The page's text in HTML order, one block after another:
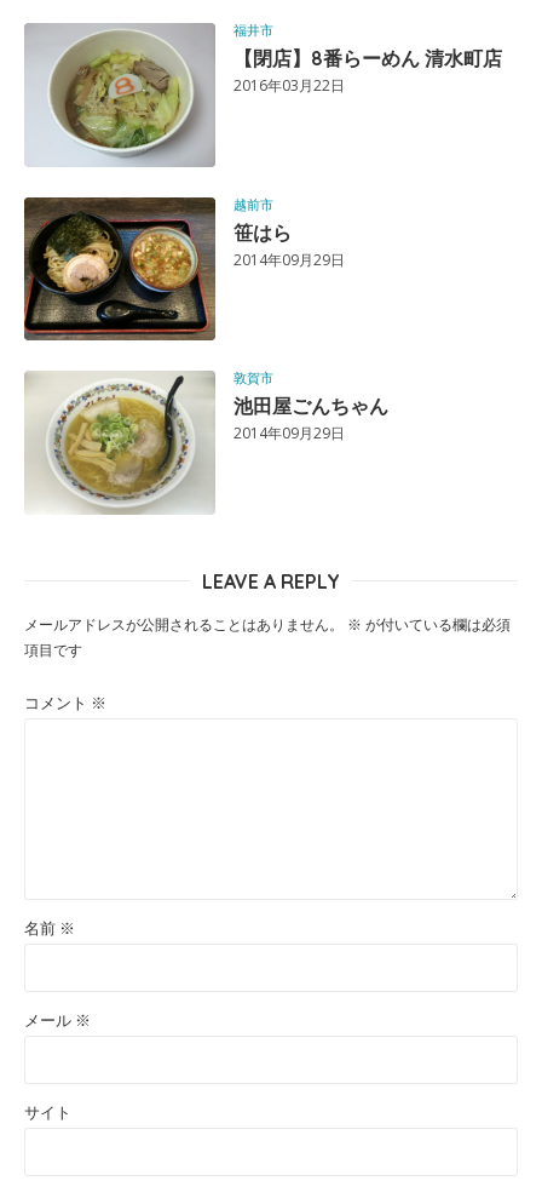
福井市
【閉店】8番らーめん 清水町店
2016年03月22日
越前市
笹はら
2014年09月29日
敦賀市
池田屋ごんちゃん
2014年09月29日
LEAVE A REPLY
メールアドレスが公開されることはありません。 ※ が付いている欄は必須
項目です
コメント ※
名前 ※
メール ※
サイト